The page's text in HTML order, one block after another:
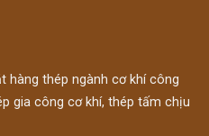
hàng thép ngành cơ khí công
gia công cơ khí, thép tấm chịu